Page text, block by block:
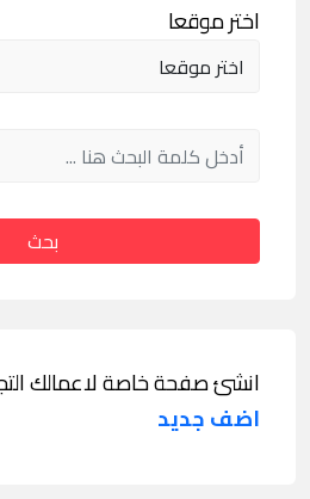
اختر موقعا
بحث
انشئ صفحة خاصة لاعمالك
اضف جديد